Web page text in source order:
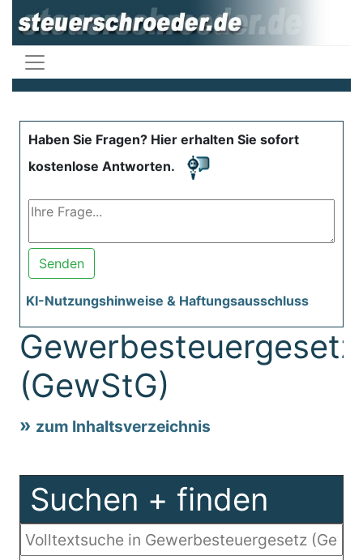
Haben Sie Fragen? Hier erhalten Sie sofort
kostenlose Antworten.
Senden
KI-Nutzungshinweise & Haftungsausschluss
Gewerbesteuergesetz
(GewStG)
zum Inhaltsverzeichnis
Suchen + finden